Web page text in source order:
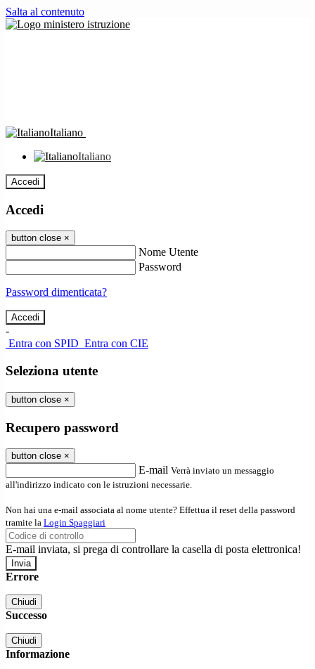
Salta al contenuto
Italiano
Italiano
Accedi
Accedi
button close ×
Nome Utente
Password
Password dimenticata?
-
Entra con SPID Entra con CIE
Seleziona utente
button close ×
Recupero password
button close ×
E-mail Verrà inviato un messaggio
all'indirizzo indicato con le istruzioni necessarie.
Non hai una e-mail associata al nome utente? Effettua il reset della password
tramite la Login Spaggiari
E-mail inviata, si prega di controllare la casella di posta elettronica!
Errore
Chiudi
Successo
Chiudi
Informazione